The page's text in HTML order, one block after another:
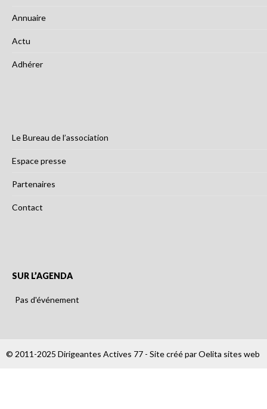
Annuaire
Actu
Adhérer
Le Bureau de l’association
Espace presse
Partenaires
Contact
SUR L’AGENDA
Pas d'événement
© 2011-2025 Dirigeantes Actives 77 - Site créé parOelita sites web